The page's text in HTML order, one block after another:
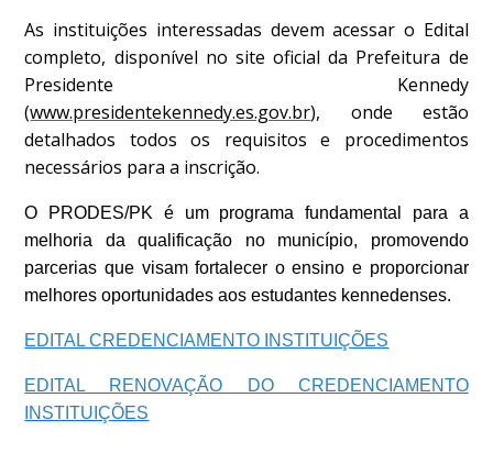
As instituições interessadas devem acessar o Edital
completo, disponível no site oficial da Prefeitura de
Presidente Kennedy
(www.presidentekennedy.es.gov.br), onde estão
detalhados todos os requisitos e procedimentos
necessários para a inscrição.
O PRODES/PK é um programa fundamental para a
melhoria da qualificação no município, promovendo
parcerias que visam fortalecer o ensino e proporcionar
melhores oportunidades aos estudantes kennedenses.
EDITAL CREDENCIAMENTO INSTITUIÇÕES
EDITAL RENOVAÇÃO DO CREDENCIAMENTO
INSTITUIÇÕES